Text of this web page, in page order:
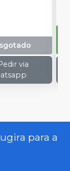
via
para a